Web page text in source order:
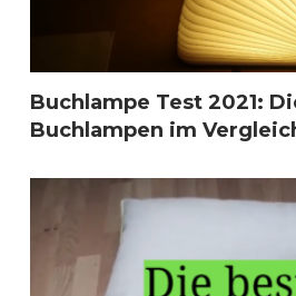
Buchlampe Test 2021:
Buchlampen im